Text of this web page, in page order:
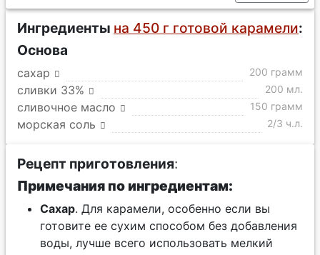
Ингредиенты на 450 г готовой карамели:
Основа
сахар 200 грамм
сливки 33% 200 мл.
сливочное масло 150 грамм
морская соль 2/3 ч.л.
Рецепт приготовления:
Примечания по ингредиентам:
Сахар. Для карамели, особенно если вы
готовите ее сухим способом без добавления
воды, лучше всего использовать мелкий